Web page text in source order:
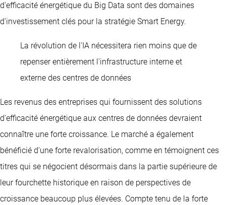
d'efficacité énergétique du Big Data sont des domaines
d'investissement clés pour la stratégie Smart Energy.
La révolution de l'IA nécessitera rien moins que de
repenser entièrement l'infrastructure interne et
externe des centres de données
Les revenus des entreprises qui fournissent des solutions
d'efficacité énergétique aux centres de données devraient
connaître une forte croissance. Le marché a également
bénéficié d'une forte revalorisation, comme en témoignent ces
titres qui se négocient désormais dans la partie supérieure de
leur fourchette historique en raison de perspectives de
croissance beaucoup plus élevées. Compte tenu de la forte